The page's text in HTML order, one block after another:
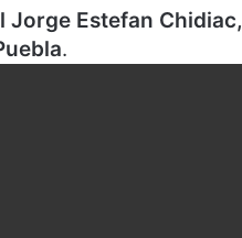
Jorge Estefan Chidiac,
.